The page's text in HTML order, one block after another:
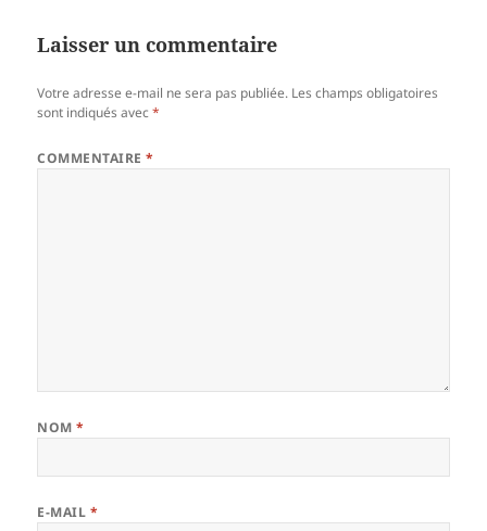
Laisser un commentaire
Votre adresse e-mail ne sera pas publiée. Les champs obligatoires
sont indiqués avec*
COMMENTAIRE*
NOM*
E-MAIL *